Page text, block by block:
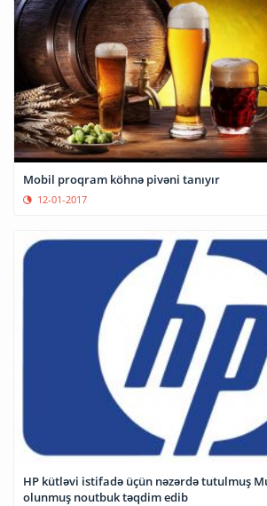
Mobil proqram köhnə pivəni tanıyır
12-01-2017
HP kütləvi istifadə üçün nəzərdə tutulmuş
olunmuş noutbuk təqdim edib